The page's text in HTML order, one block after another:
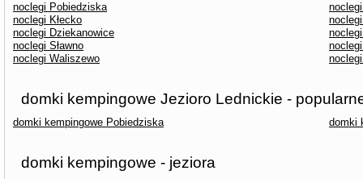
noclegi Pobiedziska
noclegi Kłecko
noclegi Dziekanowice
noclegi Sławno
noclegi Waliszewo
domki kempingowe Jezioro Lednickie -
domki kempingowe Pobiedziska domki
domki kempingowe - jeziora